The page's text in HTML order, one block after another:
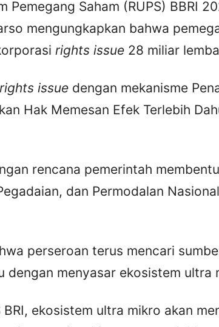
Pemegang Saham (RUPS) BBRI
mengungkapkan bahwa
rights issue 28 miliar
rights issue dengan mekanisme
Hak Memesan Efek Terlebih
rencana pemerintah
dan Permodalan
perseroan terus mencari
dengan menyasar ekosistem ultra
BRI, ekosistem ultra mikro akan